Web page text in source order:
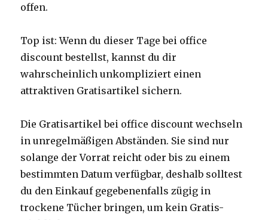
offen.
Top ist: Wenn du dieser Tage bei office
discount bestellst, kannst du dir
wahrscheinlich unkompliziert einen
attraktiven Gratisartikel sichern.
Die Gratisartikel bei office discount wechseln
in unregelmäßigen Abständen. Sie sind nur
solange der Vorrat reicht oder bis zu einem
bestimmten Datum verfügbar, deshalb solltest
du den Einkauf gegebenenfalls zügig in
trockene Tücher bringen, um kein Gratis-